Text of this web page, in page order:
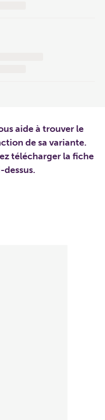
aide à trouver le
de sa variante.
télécharger la fiche